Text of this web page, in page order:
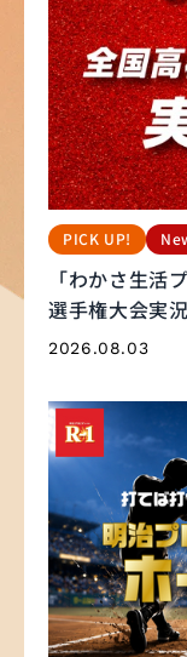
PICK UP!
「わかさ生活
選手権大会実
2026.08.03